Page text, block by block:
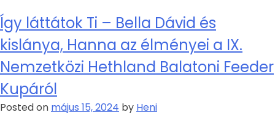
Így láttátok Ti – Bella Dávid és
kislánya, Hanna az élményei a IX.
Nemzetközi Hethland Balatoni Feeder
Kupáról
Posted on május 15, 2024 by Heni